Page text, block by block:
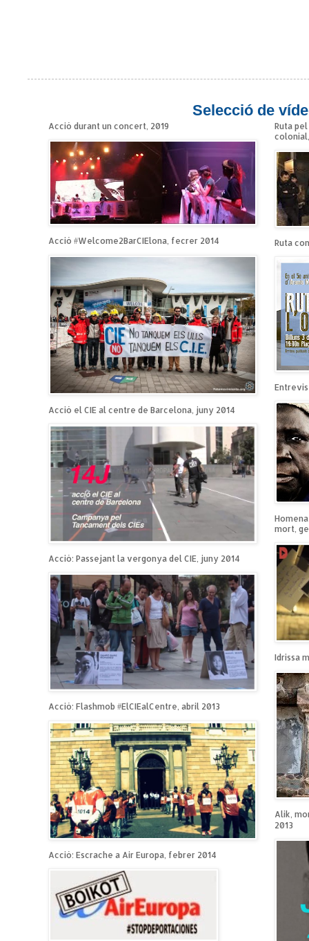
Selecció de
Acció durant un concert, 2019
Acció #Welcome2BarCIElona, fecrer 2014
Acció el CIE al centre de Barcelona, juny 2014
Acció: Passejant la vergonya del CIE, juny 2014
Acció: Flashmob #ElCIEalCentre, abril 2013
Acció: Escrache a Air Europa, febrer 2014
Ruta
Ruta
mort,
Idrissa
Alik,
2013